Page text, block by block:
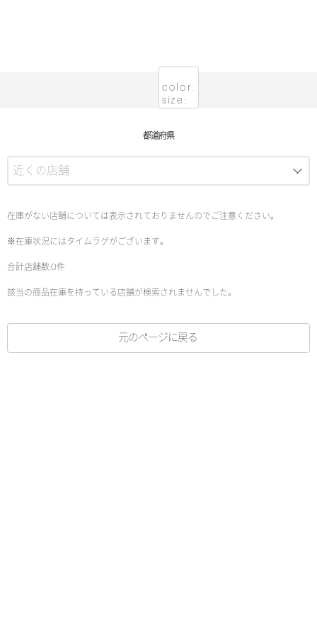
color:
size:
都道府県
在庫がない店舗については表示されておりませんのでご注意ください。
※在庫状況にはタイムラグがございます。
合計店舗数:0件
該当の商品在庫を持っている店舗が検索されませんでした。
元のページに戻る